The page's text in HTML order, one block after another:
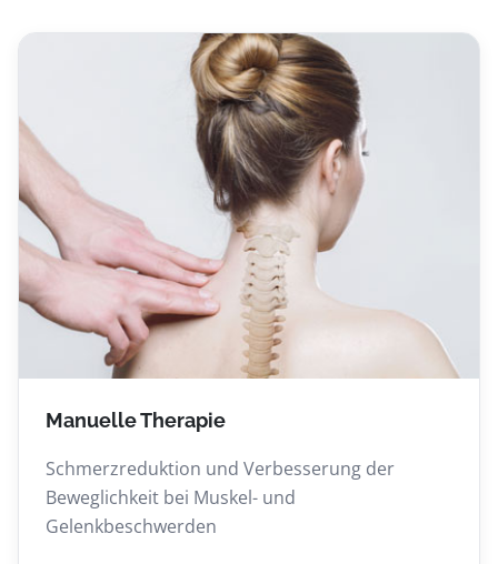
Manuelle Therapie
Schmerzreduktion und Verbesserung der
Beweglichkeit bei Muskel- und
Gelenkbeschwerden